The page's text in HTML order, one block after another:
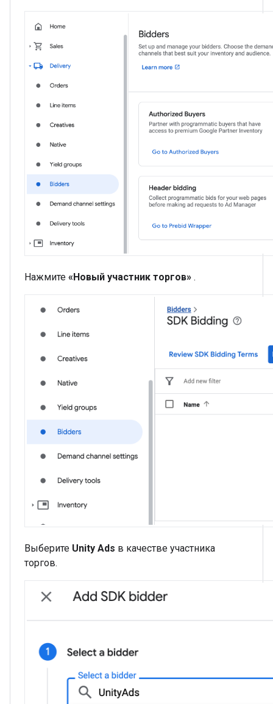
Нажмите «Новый участник торгов» .
Выберите Unity Ads в качестве участника
торгов.